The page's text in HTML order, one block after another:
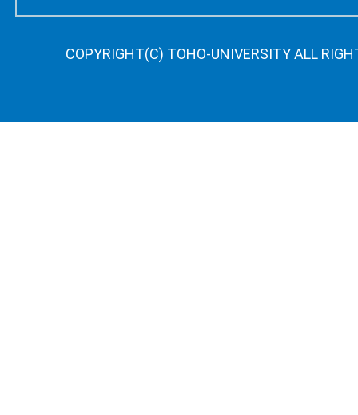
COPYRIGHT(C) TOHO-UNIVERSITY ALL